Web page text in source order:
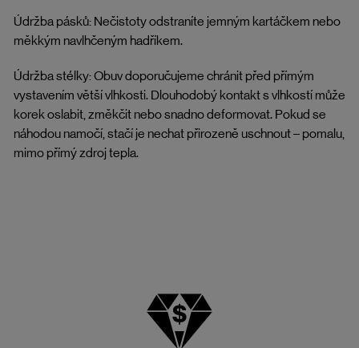
Údržba pásků: Nečistoty odstraníte jemným kartáčkem nebo
měkkým navlhčeným hadříkem.
Údržba stélky: Obuv doporučujeme chránit před přímým
vystavením větší vlhkosti. Dlouhodobý kontakt s vlhkostí může
korek oslabit, změkčit nebo snadno deformovat. Pokud se
náhodou namočí, stačí je nechat přirozeně uschnout – pomalu,
mimo přímý zdroj tepla.